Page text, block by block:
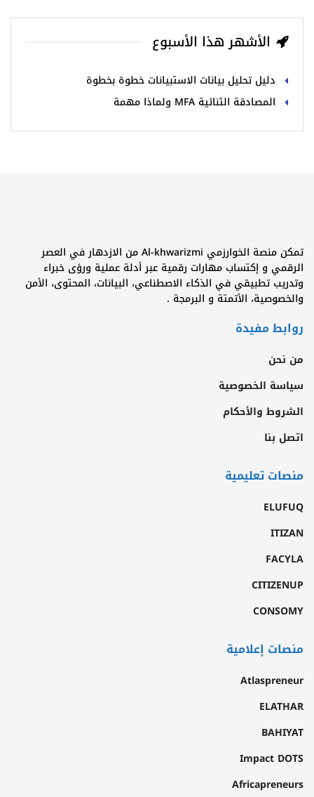
الأشهر هذا الأسبوع
دليل تحليل بيانات الاستبيانات خطوة بخطوة
المصادقة الثنائية MFA ولماذا مهمة
تمكن منصة الخوارزمي Al-khwarizmi من الازدهار في العصر
الرقمي و إكتساب مهارات رقمية عبر أدلة عملية ورؤى خبراء
وتدريب تطبيقي في الذكاء الاصطناعي، البيانات، المحتوى، الأمن
والخصوصية، الأتمتة و البرمجة .
روابط مفيدة
من نحن
سياسة الخصوصية
الشروط والأحكام
اتصل بنا
منصات تعليمية
ELUFUQ
ITIZAN
FACYLA
CITIZENUP
CONSOMY
منصات إعلامية
Atlaspreneur
ELATHAR
BAHIYAT
Impact DOTS
Africapreneurs